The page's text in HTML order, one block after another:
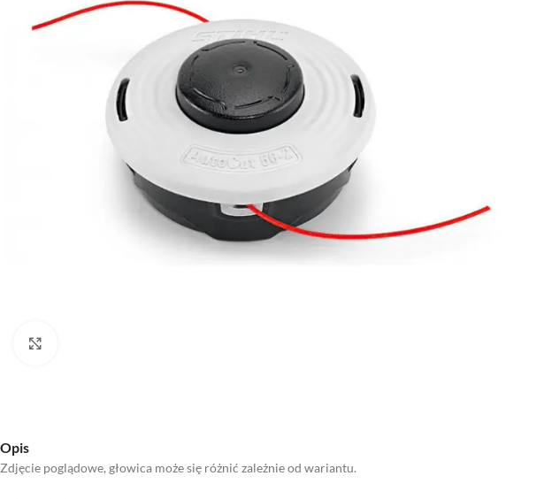
Opis
Zdjęcie poglądowe, głowica może się różnić zależnie od wariantu.